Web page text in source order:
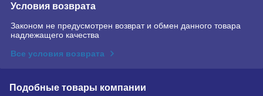
Условия возврата
Законом не предусмотрен возврат и обмен данного товара
надлежащего качества
Все условия возврата
Подобные товары компании